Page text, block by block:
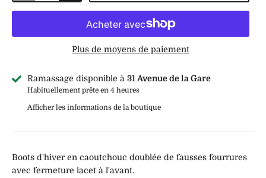
Plus de moyens de paiement
Ramassage disponible à 31 Avenue de la Gare
Habituellement prête en 4 heures
Afficher les informations de la boutique
Boots d'hiver en caoutchouc doublée de fausses fourrures
avec fermeture lacet à l'avant.